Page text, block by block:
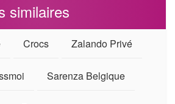
similaires
Crocs Zalando Privé
Sarenza Belgique